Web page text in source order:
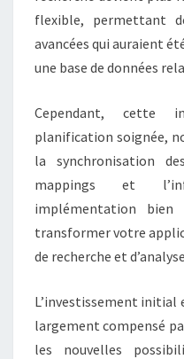
flexible, permettant
avancées qui auraient
une base de données
Cependant, cette
planification soignée,
la synchronisation
mappings et
implémentation bien
transformer votre
de recherche et
L’investissement initial
largement compensé
les nouvelles